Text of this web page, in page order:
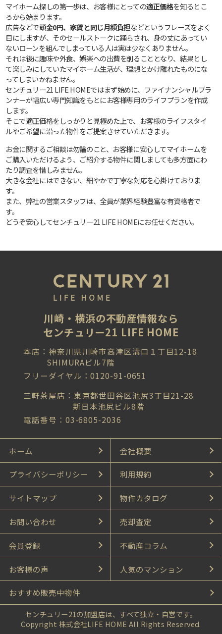
マイホーム探しの第一歩は、お客様にとっての適正価格を知るとこ
ろから始まります。
広告などで頭金0円、家賃と同じ月額負担などというフレーズをよく
目にしますが、そのセールストークに踊らされ、身の丈にあってい
ないローンを組んでしまっている人は実は少なくありません。
それは後に趣味や外食、娯楽への出費を削ることとなり、結果とし
て楽しみにしていたマイホーム生活が、理想とかけ離れたものにな
ってしまいかねません。
センチュリー21 LIFE HOMEではまず始めに、ファイナンシャルプラ
ンナーが幅広い専門知識をもとにお客様専用のライフプランを作成
します。
そこで適正価格をしっかりと見極めた上で、お客様のライフスタイ
ルやご希望に沿った物件をご提案させていただきます。
お金に関するご相談は勿論のこと、お客様に安心してマイホームを
ご購入いただけるよう、ご紹介する物件に関しましても多方面にわ
たり調査を惜しみません。
大きな会社にはできない、細やかで丁寧な対応を心掛けておりま
す。
また、弊社の営業スタッフは、全員が業界経験豊富な有資格者で
す。
どうぞ安心してセンチュリー21 LIFE HOMEにお任せください。
川崎・横浜の不動産情報なら
センチュリー21 LIFE HOME
本店：神奈川県川崎市高津区溝口１丁目12-18
SHIMURAビル7階
フリーダイヤル：0120-91-0651
三軒茶屋店：東京都世田谷区池尻3丁目21-28
新日本池尻ビル8階
電話番号：03-6805-2036
ホーム 会社概要
プライバシーポリシー 利用規約
サイトマップ 物件カタログ
お問い合わせ 売却査定
会員登録 不動産コラム
お客様の声 人気のマンション
おすすめ販売中物件
センチュリー21の加盟店は、すべて独立・自営です。
Copyright 株式会社LIFE HOME All Rights Reserved.